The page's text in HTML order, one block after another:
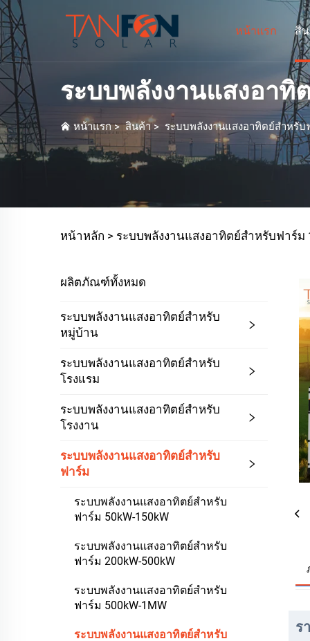
หน้าแรก สิ
ระบบพลังงานแสงอาทิ
หน้าแรก>สินค้า> ระบบพลังงานแสงอาทิตย์สำหรับ
หน้าหลัก > ระบบพลังงานแสงอาทิตย์สำหรับฟาร์ม
ผลิตภัณฑ์ทั้งหมด
ระบบพลังงานแสงอาทิตย์สำหรับ
หมู่บ้าน
ระบบพลังงานแสงอาทิตย์สำหรับ
โรงแรม
ระบบพลังงานแสงอาทิตย์สำหรับ
โรงงาน
ระบบพลังงานแสงอาทิตย์สำหรับ
ฟาร์ม
ระบบพลังงานแสงอาทิตย์สำหรับ
ฟาร์ม 50kW-150kW
ระบบพลังงานแสงอาทิตย์สำหรับ
ฟาร์ม 200kW-500kW
ระบบพลังงานแสงอาทิตย์สำหรับ
ฟาร์ม 500kW-1MW
ระบบพลังงานแสงอาทิตย์สำหรับ
ร